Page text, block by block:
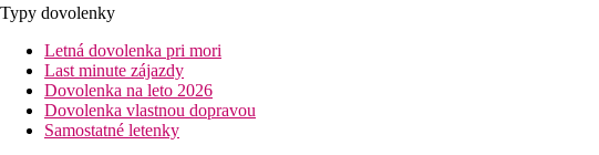
Klasický Pokoj (Balkón Nebo Terasa):
Izby sú vybavené detskou postieľkou (za poplatok), balkónom alebo terasou,
klimatizáciou.
Jednolôžková Štandard Izba:
Izby sú vybavené internetom (zadarmo), trezorom (zadarmo) a satelit.TV s
Typy dovolenky
Letná dovolenka pri mori
Last minute zájazdy
Dovolenka na leto 2026
Dovolenka vlastnou dopravou
Samostatné letenky